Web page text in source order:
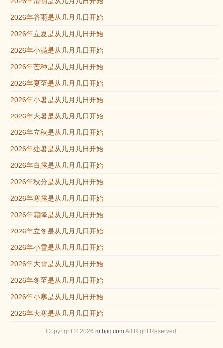
2026年谷雨是从几月几日开始
2026年立夏是从几月几日开始
2026年小满是从几月几日开始
2026年芒种是从几月几日开始
2026年夏至是从几月几日开始
2026年小暑是从几月几日开始
2026年大暑是从几月几日开始
2026年立秋是从几月几日开始
2026年处暑是从几月几日开始
2026年白露是从几月几日开始
2026年秋分是从几月几日开始
2026年寒露是从几月几日开始
2026年霜降是从几月几日开始
2026年立冬是从几月几日开始
2026年小雪是从几月几日开始
2026年大雪是从几月几日开始
2026年冬至是从几月几日开始
2026年小寒是从几月几日开始
2026年大寒是从几月几日开始
Copyright © 2026 m.bjiq.comAll Right Reserved.